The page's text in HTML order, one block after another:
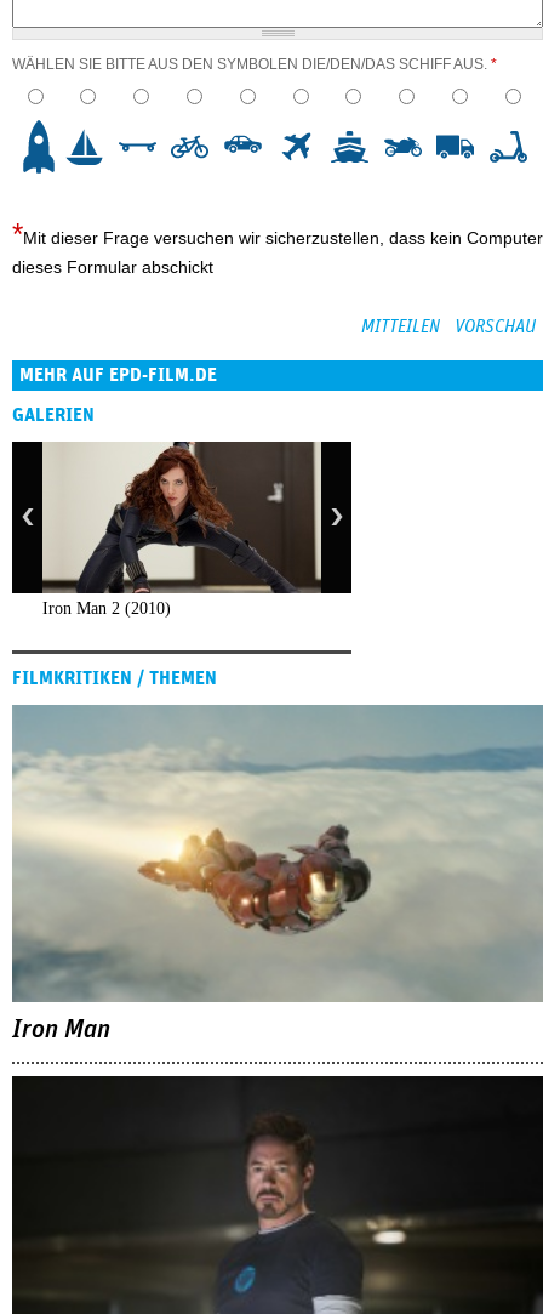
WÄHLEN SIE BITTE AUS DEN SYMBOLEN DIE/DEN/DAS SCHIFF AUS. *
Mit dieser Frage versuchen wir sicherzustellen, dass kein Computer
dieses Formular abschickt
MEHR AUF EPD-FILM.DE
GALERIEN
Iron Man 2 (2010)
FILMKRITIKEN / THEMEN
Iron Man